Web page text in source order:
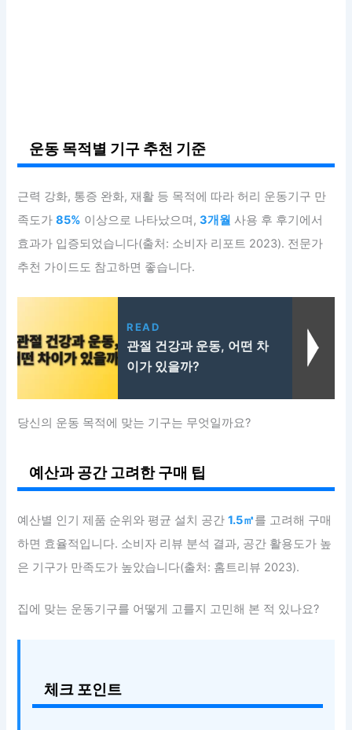
운동 목적별 기구 추천 기준
근력 강화, 통증 완화, 재활 등 목적에 따라 허리 운동기구 만
족도가85% 이상으로 나타났으며,3개월 사용 후 후기에서
효과가 입증되었습니다(출처: 소비자 리포트 2023). 전문가
추천 가이드도 참고하면 좋습니다.
READ
관절 건강과 운동, 어떤 차
이가 있을까?
당신의 운동 목적에 맞는 기구는 무엇일까요?
예산과 공간 고려한 구매 팁
예산별 인기 제품 순위와 평균 설치 공간1.5㎡를 고려해 구매
하면 효율적입니다. 소비자 리뷰 분석 결과, 공간 활용도가 높
은 기구가 만족도가 높았습니다(출처: 홈트리뷰 2023).
집에 맞는 운동기구를 어떻게 고를지 고민해 본 적 있나요?
체크 포인트